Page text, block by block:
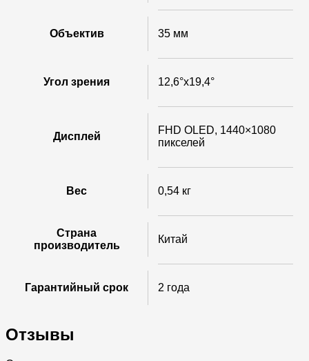
Объектив 35 мм
Угол зрения 12,6°x19,4°
Дисплей
FHD OLED, 1440×1080
пикселей
Вес 0,54 кг
Страна
производитель
Китай
Гарантийный срок 2 года
Отзывы